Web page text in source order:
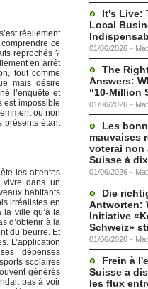
réellement
ce
reprochés ?
en arrêt
tout comme
mais désire
l’enquête et
est impossible
ou non
présents étant
les attentes
vivre dans un
habitants
irréalistes en
la ville qu’à la
d’obtenir à la
du beurre. Et
L’application
dépenses
scolaires
générés
pas à voir
It's Live:
Local
01/06/2026 -
The
Answers:
“10-Million
01/06/2026 -
Les
mauvaises
voterai non
Suisse à
01/06/2026 -
Die
Antworten:
Initiative
Schweiz»
01/06/2026 -
Frein à
Suisse a
les flux